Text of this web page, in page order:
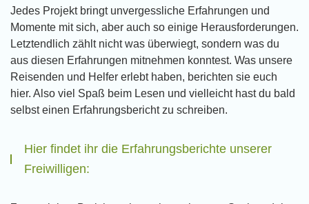
Jedes Projekt bringt unvergessliche Erfahrungen und
Momente mit sich, aber auch so einige Herausforderungen.
Letztendlich zählt nicht was überwiegt, sondern was du
aus diesen Erfahrungen mitnehmen konntest. Was unsere
Reisenden und Helfer erlebt haben, berichten sie euch
hier. Also viel Spaß beim Lesen und vielleicht hast du bald
selbst einen Erfahrungsbericht zu schreiben.
Hier findet ihr die Erfahrungsberichte unserer
Freiwilligen: